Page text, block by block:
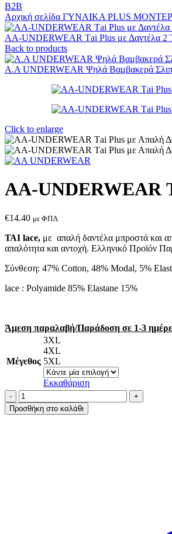
B2B
Αρχική σελίδα ΓΥΝΑΙΚΑ PLUS
AA-UNDERWEAR Τai Plus με Δαντέλα 2
Back to products
A.A UNDERWEAR Ψηλά Βαμβακερά Σλιπ
Click to enlarge
AA-UNDERWEAR
€14.40 με ΦΠΑ
ΤΑΙ lace, με απαλή δαντέλα μπροστά και
απαλότητα και αντοχή. Ελληνικό Προϊόν
Σύνθεση: 47% Cotton, 48% Modal, 5%
lace : Polyamide 85% Elastane 15%
Άμεση παραλαβή/Παράδοση σε 1-3
Μέγεθος
3XL
4XL
5XL
Εκκαθάριση
AA-
UNDERWEAR
Τai
Προσθήκη στο καλάθι